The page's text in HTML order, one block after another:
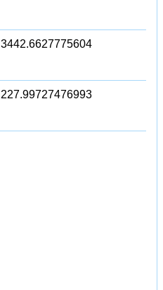
3442.6627775604
227.99727476993